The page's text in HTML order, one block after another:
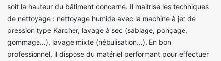
soit la hauteur du bâtiment concerné. Il maitrise les techniques
de nettoyage : nettoyage humide avec la machine à jet de
pression type Karcher, lavage à sec (sablage, ponçage,
gommage…), lavage mixte (nébulisation…). En bon
professionnel, il dispose du matériel performant pour effectuer